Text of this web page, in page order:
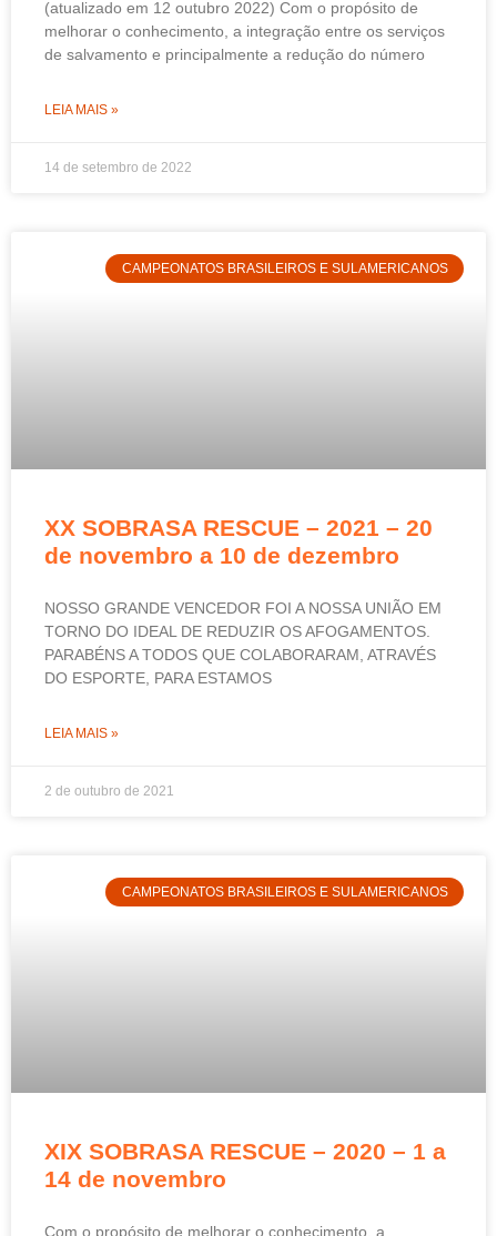
(atualizado em 12 outubro 2022) Com o propósito de
melhorar o conhecimento, a integração entre os serviços
de salvamento e principalmente a redução do número
LEIA MAIS »
14 de setembro de 2022
CAMPEONATOS BRASILEIROS E SULAMERICANOS
XX SOBRASA RESCUE – 2021 – 20
de novembro a 10 de dezembro
NOSSO GRANDE VENCEDOR FOI A NOSSA UNIÃO EM
TORNO DO IDEAL DE REDUZIR OS AFOGAMENTOS.
PARABÉNS A TODOS QUE COLABORARAM, ATRAVÉS
DO ESPORTE, PARA ESTAMOS
LEIA MAIS »
2 de outubro de 2021
CAMPEONATOS BRASILEIROS E SULAMERICANOS
XIX SOBRASA RESCUE – 2020 – 1 a
14 de novembro
Com o propósito de melhorar o conhecimento, a